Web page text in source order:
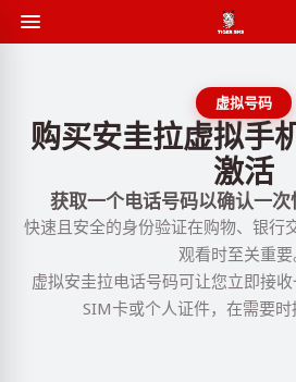
虚拟号码
购买安圭拉虚拟手
激活
获取一个电话号码以确认一次
快速且安全的身份验证在购物、银行
观看时至关重要
虚拟安圭拉电话号码可让您立即接
SIM卡或个人证件，在需要时